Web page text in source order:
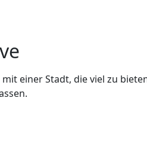
einer Stadt, die viel zu